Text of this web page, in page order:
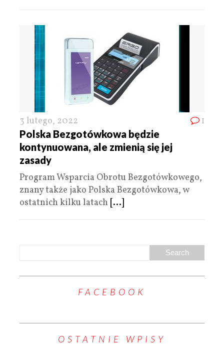
3 lutego, 2022 1
Polska Bezgotówkowa będzie
kontynuowana, ale zmienią się jej
zasady
Program Wsparcia Obrotu Bezgotówkowego,
znany także jako Polska Bezgotówkowa, w
ostatnich kilku latach [...]
FACEBOOK
OSTATNIE WPISY